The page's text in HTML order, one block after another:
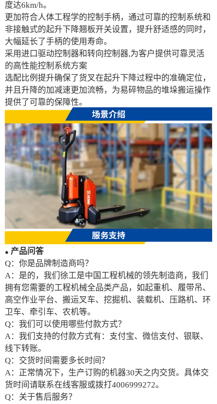
度达6km/h。
更加符合人体工程学的控制手柄，通过可靠的控制系统和
非接触式的起升下降翘板开关设置，提升舒适感的同时，
大幅延长了手柄的使用寿命。
采用进口驱动控制器和转向控制器,为客户提供可靠灵活
的高性能控制系统方案
选配比例提升确保了货叉在起升下降过程中的准确定位，
并且升降的加减速更加流畅，为易碎物品的堆垛搬运操作
提供了可靠的保障性。
● 产品问答
Q：你是品牌制造商吗？
A：是的，我们徐工是中国工程机械的领先制造商，我们
拥有您需要的工程机械全品类产品，如起重机、履带吊、
高空作业平台、搬运叉车、挖掘机、装载机、压路机、环
卫车、牵引车、农机等。
Q：我们可以使用哪些付款方式？
A：我们支持的付款方式有：支付宝、微信支付、银联、
线下转账。
Q：交货时间需要多长时间？
A：正常情况下，生产订购的机器30天之内交货。具体交
货时间请联系在线客服或拨打4006999272。
Q：关于售后服务？